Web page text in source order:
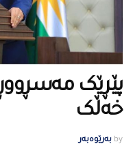
پێڕێک
خەڵک
by بەرێوەبەر